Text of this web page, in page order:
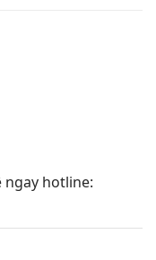
hotline: